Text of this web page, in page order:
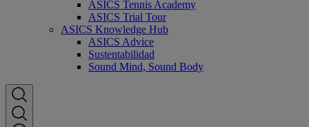
ASICS Tennis Academy
ASICS Trial Tour
ASICS Knowledge Hub
ASICS Advice
Sustentabilidad
Sound Mind, Sound Body